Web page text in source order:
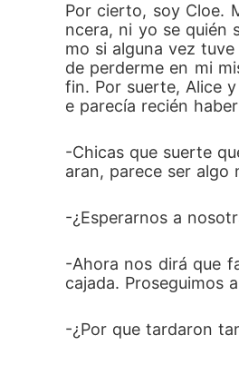
Por cierto, soy Cloe.
ncera, ni yo se quién
mo si alguna vez
de perderme en mi
fin. Por suerte, Alice
e parecía recién
-Chicas que suerte
aran, parece ser algo
-¿Esperarnos a
-Ahora nos dirá que
cajada. Proseguimos
-¿Por que tardaron